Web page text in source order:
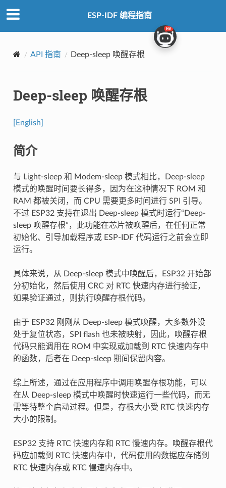
ESP-IDF 编程指南
API 指南 Deep-sleep 唤醒存根
Deep-sleep 唤醒存根
[English]
简介
与 Light-sleep 和 Modem-sleep 模式相比，Deep-sleep
模式的唤醒时间要长得多，因为在这种情况下 ROM 和
RAM 都被关闭，而 CPU 需要更多时间进行 SPI 引导。
不过 ESP32 支持在退出 Deep-sleep 模式时运行“Deep-
sleep 唤醒存根”，此功能在芯片被唤醒后，在任何正常
初始化、引导加载程序或 ESP-IDF 代码运行之前会立即
运行。
具体来说，从 Deep-sleep 模式中唤醒后，ESP32 开始部
分初始化，然后使用 CRC 对 RTC 快速内存进行验证，
如果验证通过，则执行唤醒存根代码。
由于 ESP32 刚刚从 Deep-sleep 模式唤醒，大多数外设
处于复位状态，SPI flash 也未被映射，因此，唤醒存根
代码只能调用在 ROM 中实现或加载到 RTC 快速内存中
的函数，后者在 Deep-sleep 期间保留内容。
综上所述，通过在应用程序中调用唤醒存根功能，可以
在从 Deep-sleep 模式中唤醒时快速运行一些代码，而无
需等待整个启动过程。但是，存根大小受 RTC 快速内存
大小的限制。
ESP32 支持 RTC 快速内存和 RTC 慢速内存。唤醒存根代
码应加载到 RTC 快速内存中，代码使用的数据应存储到
RTC 快速内存或 RTC 慢速内存中。